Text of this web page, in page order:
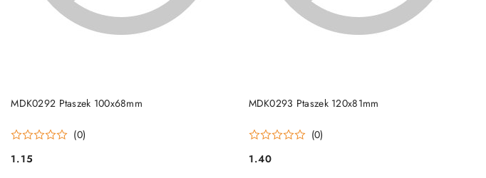
MDK0292 Ptaszek 100x68mm
(0)
Cena:
1.15
DO KOSZYKA MDK0293 Ptaszek 120x81mm
(0)
Cena:
1.40
DO KOSZYKA